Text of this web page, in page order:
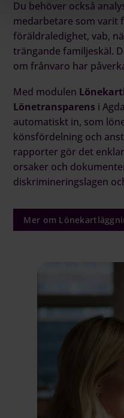
Du behöver också
medarbetare som varit
föräldraledighet, vab,
trängande familjeskäl.
om frånvaro har
Med modulen
Lönetransparens i
automatiskt in, som
könsfördelning och
rapporter gör det
orsaker och
diskrimineringslagen
Mer om